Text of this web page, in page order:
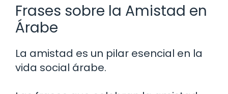
Frases sobre la Amistad en
Árabe
La amistad es un pilar esencial en la
vida social árabe.